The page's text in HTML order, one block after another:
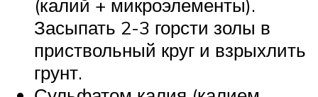
(калий + микроэлементы).
Засыпать 2-3 горсти золы в
приствольный круг и взрыхлить
грунт.